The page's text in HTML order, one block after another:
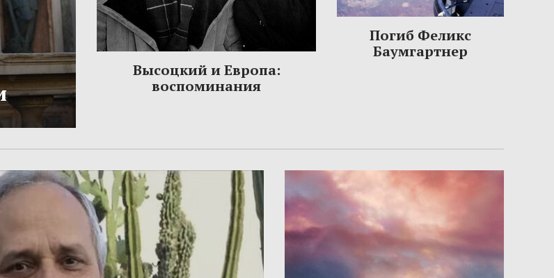
Высоцкий и Европа:
воспоминания
Погиб Феликс
Баумгартнер